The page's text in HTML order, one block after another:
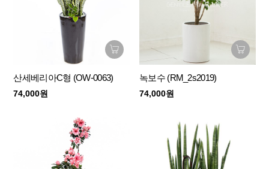
산세베리아C형 (OW-0063)
74,000원
녹보수 (RM_2s2019)
74,000원